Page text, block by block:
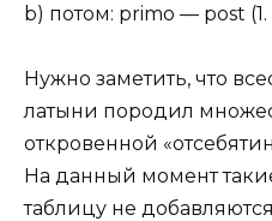
b) потом: primo — post (1.
Нужно заметить, что
латыни породил
откровенной
На данный момент
таблицу не